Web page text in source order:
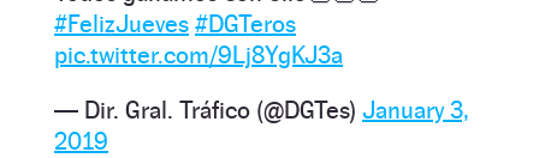
#FelizJueves #DGTeros
pic.twitter.com/9Lj8YgKJ3a
— Dir. Gral. Tráfico (@DGTes) January 3,
2019